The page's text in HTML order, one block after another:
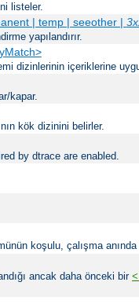
listeler.
| temp | seeother |
yapılandırır.
dizinlerinin içeriklerine
kapar.
kök dizinini belirler.
by dtrace are enabled.
koşulu, çalışma
ancak daha önceki bir